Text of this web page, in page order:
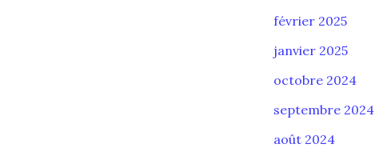
février 2025
janvier 2025
octobre 2024
septembre 2024
août 2024